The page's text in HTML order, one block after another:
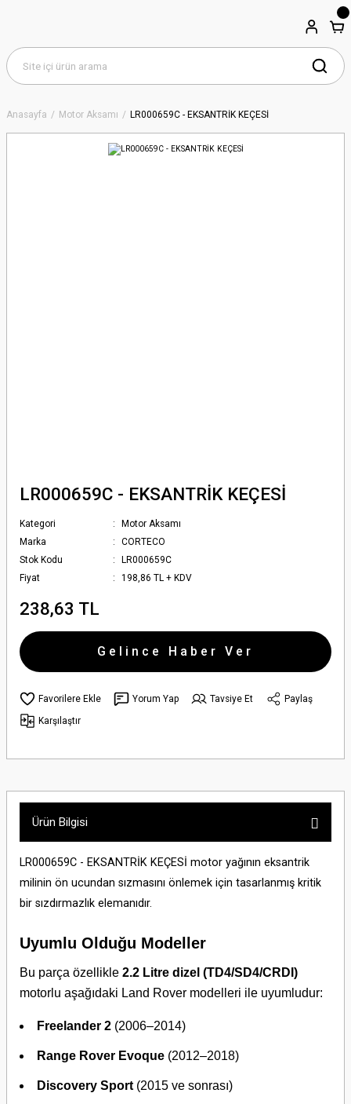
Anasayfa Motor Aksamı LR000659C - EKSANTRİK KEÇESİ
LR000659C - EKSANTRİK KEÇESİ
Kategori
Motor Aksamı
Marka
CORTECO
Stok Kodu
LR000659C
Fiyat
198,86 TL + KDV
238,63 TL
Gelince Haber Ver
Yorum Yap Tavsiye Et
Paylaş
Karşılaştır
Ürün Bilgisi
LR000659C - EKSANTRİK KEÇESİ motor yağının eksantrik
milinin ön ucundan sızmasını önlemek için tasarlanmış kritik
bir sızdırmazlık elemanıdır.
Uyumlu Olduğu Modeller
Bu parça özellikle 2.2 Litre dizel (TD4/SD4/CRDI)
motorlu aşağıdaki Land Rover modelleri ile uyumludur:
Freelander 2 (2006–2014)
Range Rover Evoque (2012–2018)
Discovery Sport (2015 ve sonrası)